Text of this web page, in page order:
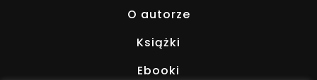
O autorze
Książki
Ebooki